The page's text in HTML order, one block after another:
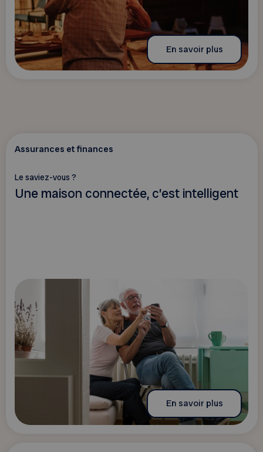
En savoir plus
Assurances et finances
Le saviez-vous ?
Une maison connectée, c’est intelligent
En savoir plus